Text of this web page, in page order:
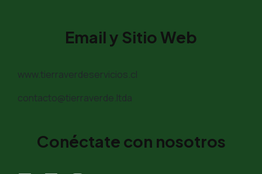
Email y Sitio Web
www.tierraverdeservicios.cl
contacto@tierraverde.ltda
Conéctate con nosotros